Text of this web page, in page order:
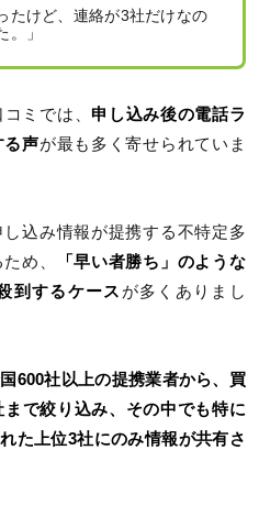
たけど、連絡が3社だけなの
」
ミでは、 申し込み後の電話ラ
る声が最も多く寄せられていま
込み情報が提携する不特定多
め、
「早い者勝ち」のような
到するケース が多くありまし
600社以上の提携業者から、買
で絞り込み、その中でも特に
た上位3社にのみ情報が共有さ